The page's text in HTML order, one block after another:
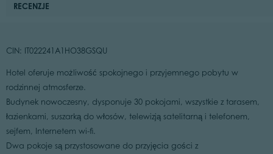
RECENZJE
CIN: IT022241A1HO38GSQU
Hotel oferuje możliwość spokojnego i przyjemnego pobytu w
rodzinnej atmosferze.
Budynek nowoczesny, dysponuje 30 pokojami, wszystkie z tarasem,
łazienkami, suszarką do włosów, telewizją satelitarną i telefonem,
sejfem, Internetem wi-fi.
Dwa pokoje są przystosowane do przyjęcia gości z